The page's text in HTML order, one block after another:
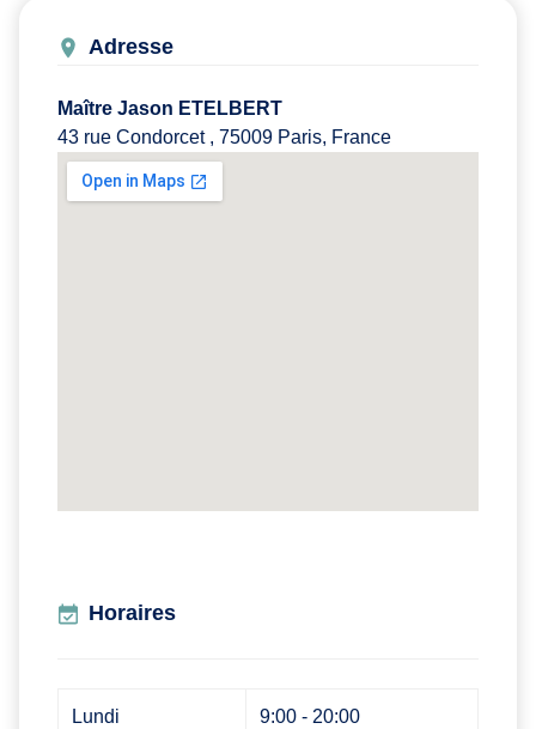
Adresse
Maître Jason ETELBERT
43 rue Condorcet , 75009 Paris, France
Horaires
Lundi 9:00 - 20:00